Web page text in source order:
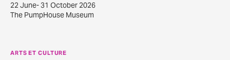
22 June- 31 October 2026
The PumpHouse Museum
ARTS ET CULTURE